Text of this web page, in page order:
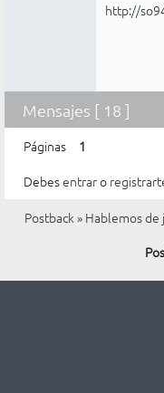
http://
Mensajes [ 18 ]
Páginas
1
Debesentraro
Postback » Hablemos de